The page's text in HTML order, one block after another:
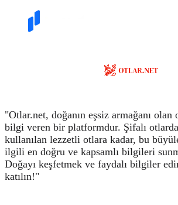
"Otlar.net, doğanın eşsiz armağanı olan
bilgi veren bir platformdur. Şifalı
kullanılan lezzetli otlara kadar, bu
ilgili en doğru ve kapsamlı bilgileri
Doğayı keşfetmek ve faydalı bilgiler
katılın!"